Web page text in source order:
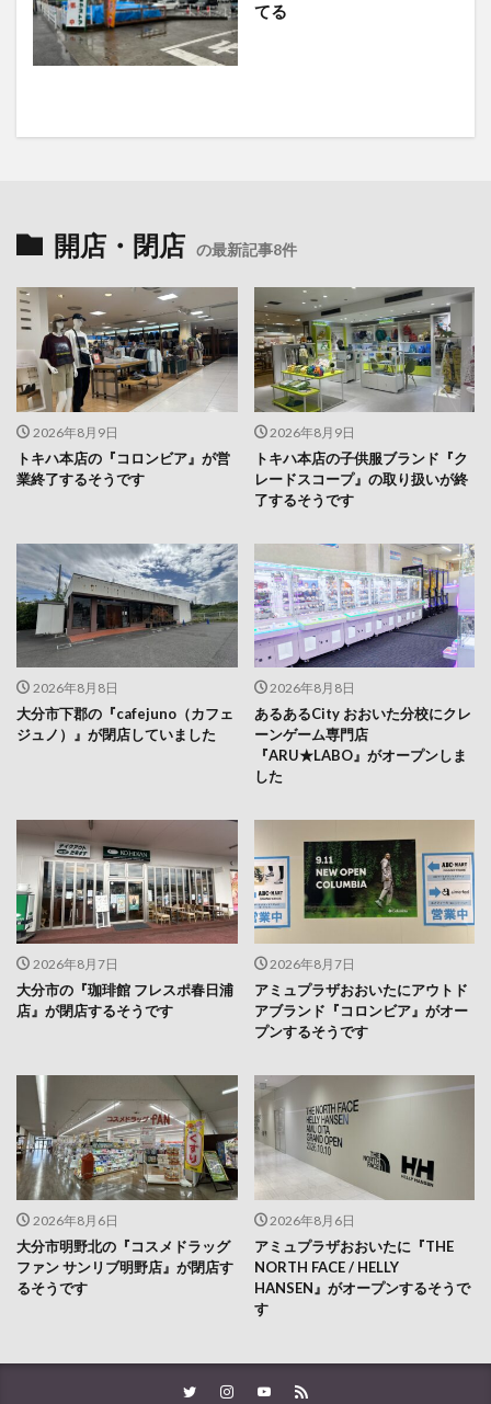
てる
開店・閉店 の最新記事8件
2026年8月9日
トキハ本店の『コロンビア』が営
業終了するそうです
2026年8月9日
トキハ本店の子供服ブランド『ク
レードスコープ』の取り扱いが終
了するそうです
2026年8月8日
大分市下郡の『cafejuno（カフェ
ジュノ）』が閉店していました
2026年8月8日
あるあるCity おおいた分校にクレ
ーンゲーム専門店
『ARU★LABO』がオープンしま
した
2026年8月7日
大分市の『珈琲館 フレスポ春日浦
店』が閉店するそうです
2026年8月7日
アミュプラザおおいたにアウトド
アブランド『コロンビア』がオー
プンするそうです
2026年8月6日
大分市明野北の『コスメドラッグ
ファン サンリブ明野店』が閉店す
るそうです
2026年8月6日
アミュプラザおおいたに『THE
NORTH FACE / HELLY
HANSEN』がオープンするそうで
す